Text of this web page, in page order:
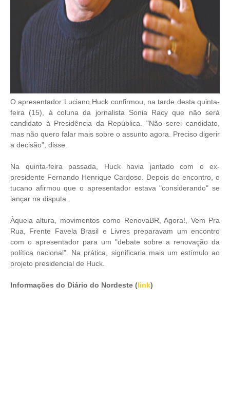
O apresentador Luciano Huck confirmou, na tarde desta quinta-
feira (15), à coluna da jornalista Sonia Racy que não será
candidato à Presidência da República. "Não serei candidato,
mas não quero falar mais sobre o assunto agora. Preciso digerir
a decisão", disse.
Na quinta-feira passada, Huck havia jantado com o ex-
presidente Fernando Henrique Cardoso. Depois do encontro, o
tucano afirmou que o apresentador estava "considerando" se
lançar na disputa.
Àquela altura, movimentos como RenovaBR, Agora!, Vem Pra
Rua, Frente Favela Brasil e Livres preparavam um encontro
com o apresentador para um "debate sobre a renovação da
política nacional". Na prática, significaria mais um estímulo ao
projeto presidencial de Huck.
Informações do Diário do Nordeste (link)